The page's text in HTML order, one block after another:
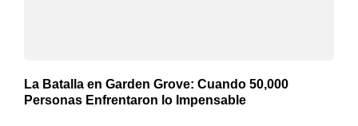
La Batalla en Garden Grove: Cuando 50,000
Personas Enfrentaron lo Impensable